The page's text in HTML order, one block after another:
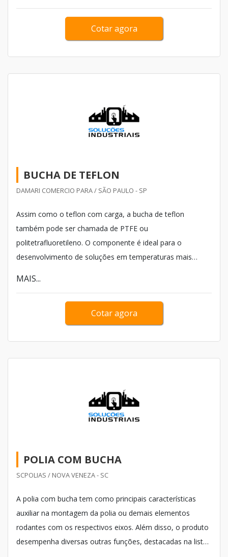
Cotar agora
BUCHA DE TEFLON
DAMARI COMERCIO PARA / SÃO PAULO - SP
Assim como o teflon com carga, a bucha de teflon
também pode ser chamada de PTFE ou
politetrafluoretileno. O componente é ideal para o
desenvolvimento de soluções em temperaturas mais
outros, já que apresenta altas resistências para essa
MAIS...
Cotar agora
POLIA COM BUCHA
SCPOLIAS / NOVA VENEZA - SC
A polia com bucha tem como principais características
auxiliar na montagem da polia ou demais elementos
rodantes com os respectivos eixos. Além disso, o produto
desempenha diversas outras funções, destacadas na lista